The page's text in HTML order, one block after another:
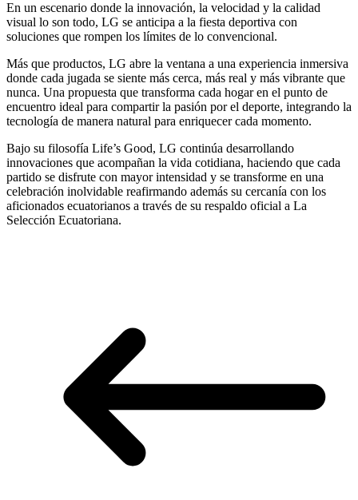
En un escenario donde la innovación, la velocidad y la calidad
visual lo son todo, LG se anticipa a la fiesta deportiva con
soluciones que rompen los límites de lo convencional.
Más que productos, LG abre la ventana a una experiencia inmersiva
donde cada jugada se siente más cerca, más real y más vibrante que
nunca. Una propuesta que transforma cada hogar en el punto de
encuentro ideal para compartir la pasión por el deporte, integrando la
tecnología de manera natural para enriquecer cada momento.
Bajo su filosofía Life’s Good, LG continúa desarrollando
innovaciones que acompañan la vida cotidiana, haciendo que cada
partido se disfrute con mayor intensidad y se transforme en una
celebración inolvidable reafirmando además su cercanía con los
aficionados ecuatorianos a través de su respaldo oficial a La
Selección Ecuatoriana.